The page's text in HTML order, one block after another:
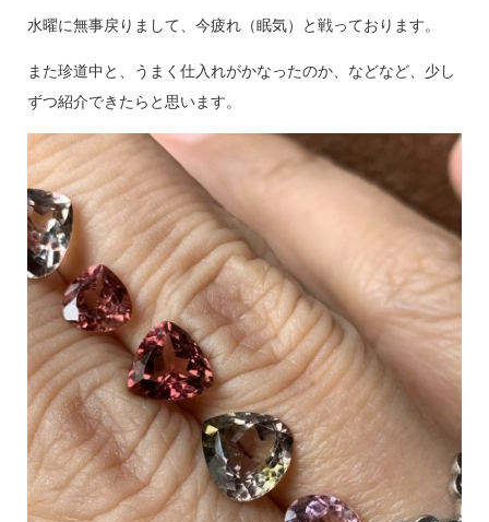
水曜に無事戻りまして、今疲れ（眠気）と戦っております。
また珍道中と、うまく仕入れがかなったのか、などなど、少し
ずつ紹介できたらと思います。